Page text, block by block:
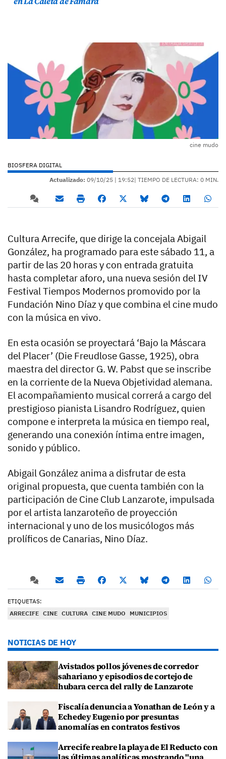
cine mudo
BIOSFERA DIGITAL
Actualizado: 09/10/25 | 19:52| TIEMPO DE LECTURA: 0 MIN.
Cultura Arrecife, que dirige la concejala Abigail
González, ha programado para este sábado 11, a
partir de las 20 horas y con entrada gratuita
hasta completar aforo, una nueva sesión del IV
Festival Tiempos Modernos promovido por la
Fundación Nino Díaz y que combina el cine mudo
con la música en vivo.
En esta ocasión se proyectará ‘Bajo la Máscara
del Placer’ (Die Freudlose Gasse, 1925), obra
maestra del director G. W. Pabst que se inscribe
en la corriente de la Nueva Objetividad alemana.
El acompañamiento musical correrá a cargo del
prestigioso pianista Lisandro Rodríguez, quien
compone e interpreta la música en tiempo real,
generando una conexión íntima entre imagen,
sonido y público.
Abigail González anima a disfrutar de esta
original propuesta, que cuenta también con la
participación de Cine Club Lanzarote, impulsada
por el artista lanzaroteño de proyección
internacional y uno de los musicólogos más
prolíficos de Canarias, Nino Díaz.
ETIQUETAS:
ARRECIFE CINE CULTURA CINE MUDO MUNICIPIOS
NOTICIAS DE HOY
Avistados pollos jóvenes de corredor
sahariano y episodios de cortejo de
hubara cerca del rally de Lanzarote
Fiscalía denuncia a Yonathan de León y a
Echedey Eugenio por presuntas
anomalías en contratos festivos
Arrecife reabre la playa de El Reducto con